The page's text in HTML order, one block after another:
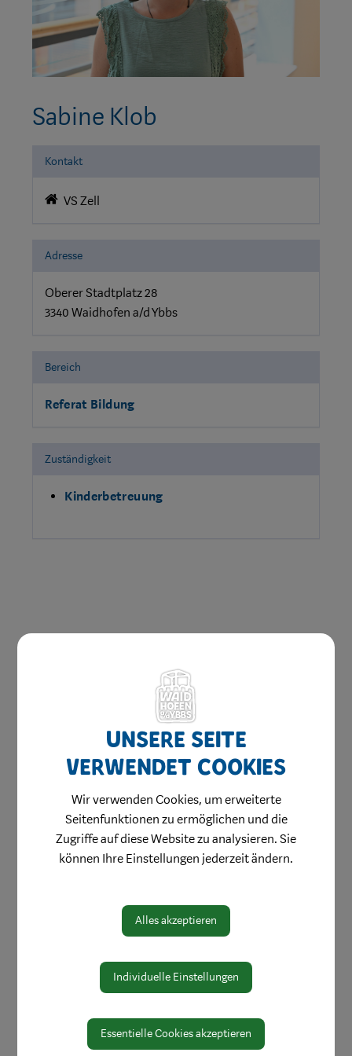
Sabine Klob
Kontakt
VS Zell
Adresse
Oberer Stadtplatz 28
3340 Waidhofen a/d Ybbs
Bereich
Referat Bildung
Zuständigkeit
Kinderbetreuung
Online Formulare
Leitbild
Bereiche
Protokolle & Publikationen
Zahlen und Daten
Unsere Seite
verwendet Cookies
Wir verwenden Cookies, um erweiterte
Seitenfunktionen zu ermöglichen und die
Zugriffe auf diese Website zu analysieren. Sie
können Ihre Einstellungen jederzeit ändern.
Alles akzeptieren
Individuelle Einstellungen
Essentielle Cookies akzeptieren